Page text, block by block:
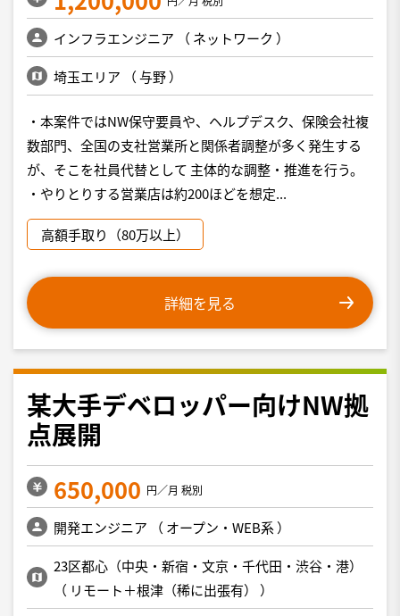
インフラエンジニア （ ネットワーク ）
埼玉エリア （与野）
・本案件ではNW保守要員や、ヘルプデスク、保険会社複
数部門、全国の支社営業所と関係者調整が多く発生する
が、そこを社員代替として 主体的な調整・推進を行う。
・やりとりする営業店は約200ほどを想定...
高額手取り（80万以上）
詳細を見る
某大手デベロッパー向けNW拠
点展開
650,000 円／月 税別
開発エンジニア （ オープン・WEB系）
23区都心（中央・新宿・文京・千代田・渋谷・港）
（ リモート＋根津（稀に出張有） ）